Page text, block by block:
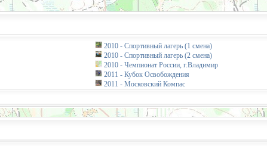
2010 - Спортивный лагерь (1 смена)
2010 - Спортивный лагерь (2 смена)
2010 - Чемпионат России, г.Владимир
2011 - Кубок Освобождения
2011 - Московский Компас